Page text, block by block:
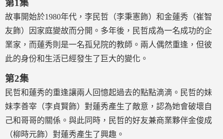
第1集
故事開始於1980年代，李民哲（李秉憲飾）和金蓮秀（崔智
友飾）因家庭變故而分開。多年後，民哲成為一名成功的企
業家，而蓮秀則是一名孤兒院的教師。兩人偶然重逢，但彼
此的身份和生活已經發生了巨大的變化。
第2集
民哲和蓮秀的重逢讓兩人回憶起過去的點點滴滴。民哲的妹
妹李善宰（李貞賢飾）對蓮秀產生了敵意，認為她會破壞自
己和哥哥的關係。與此同時，民哲的好友兼商業夥伴金俊成
（柳時元飾）對蓮秀產生了興趣。